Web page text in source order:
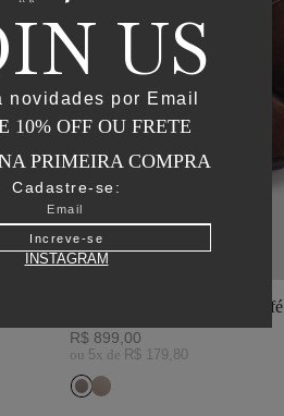
Bota Bota New Maragata Café
R$ 899,00
ou 5x de R$ 179, 80
US
novidades por Email
10% OFF OU FRETE
PRIMEIRA COMPRA
Cadastre-se:
Increve-se
INSTAGRAM